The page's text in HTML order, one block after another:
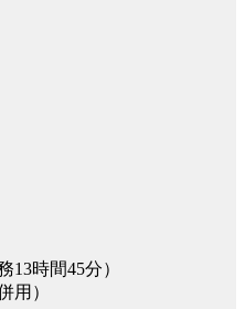
時間45分）
用）